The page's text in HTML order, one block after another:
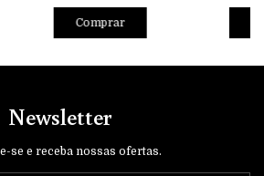
Comprar
Newsletter
se e receba nossas ofertas.